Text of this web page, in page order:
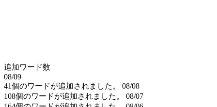
追加ワード数
08/09
41個のワードが追加されました。
08/08
108個のワードが追加されました。
08/07